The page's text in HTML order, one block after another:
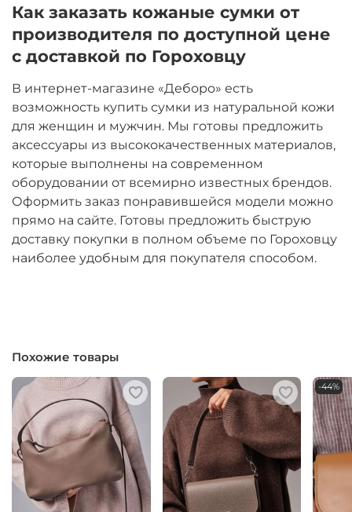
Как заказать кожаные сумки от
производителя по доступной цене
с доставкой по Гороховцу
В интернет-магазине «Деборо» есть
возможность купить сумки из натуральной кожи
для женщин и мужчин. Мы готовы предложить
аксессуары из высококачественных материалов,
которые выполнены на современном
оборудовании от всемирно известных брендов.
Оформить заказ понравившейся модели можно
прямо на сайте. Готовы предложить быструю
доставку покупки в полном объеме по Гороховцу
наиболее удобным для покупателя способом.
Похожие товары
-44%